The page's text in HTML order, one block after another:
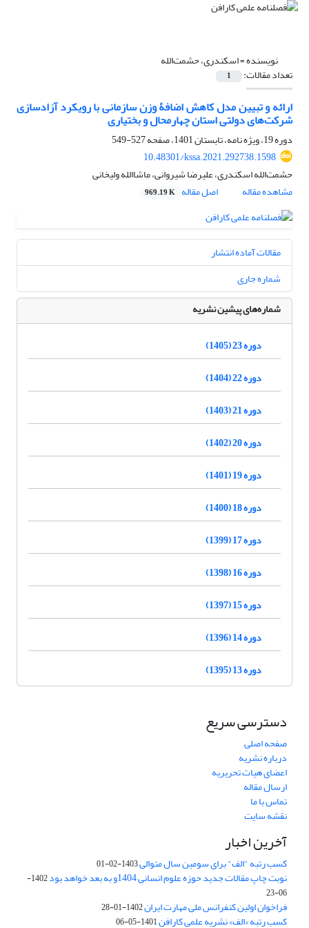
نویسنده =اسکندری، حشمت‌الله
تعداد مقالات: 1
ارائه و تبیین مدل کاهش اضافۀ وزن سازمانی با رویکرد آزادسازی
شرکت‌های دولتی استان چهارمحال و بختیاری
دوره 19، ویژه نامه، تابستان 1401، صفحه
527-549
10.48301/kssa.2021.292738.1598
حشمت‌الله اسکندری، علیرضا شیروانی، ماشاالله ولیخانی
مشاهده مقاله
اصل مقاله 969.19 K
مقالات آماده انتشار
شماره جاری
شماره‌های پیشین نشریه
دوره 23 (1405)
دوره 22 (1404)
دوره 21 (1403)
دوره 20 (1402)
دوره 19 (1401)
دوره 18 (1400)
دوره 17 (1399)
دوره 16 (1398)
دوره 15 (1397)
دوره 14 (1396)
دوره 13 (1395)
دسترسی سریع
صفحه اصلی
درباره نشریه
اعضای هیات تحریریه
ارسال مقاله
تماس با ما
نقشه سایت
آخرین اخبار
کسب رتبه "الف" برای سومین سال متوالی1403-02-01
نوبت چاپ مقالات جدید حوزه علوم انسانی 1404و به بعد خواهد بود
1402-
06-23
فراخوان اولین کنفرانس ملی مهارت ایران1402-01-28
کسب رتبه «الف» نشریه علمی کارافن1401-05-06